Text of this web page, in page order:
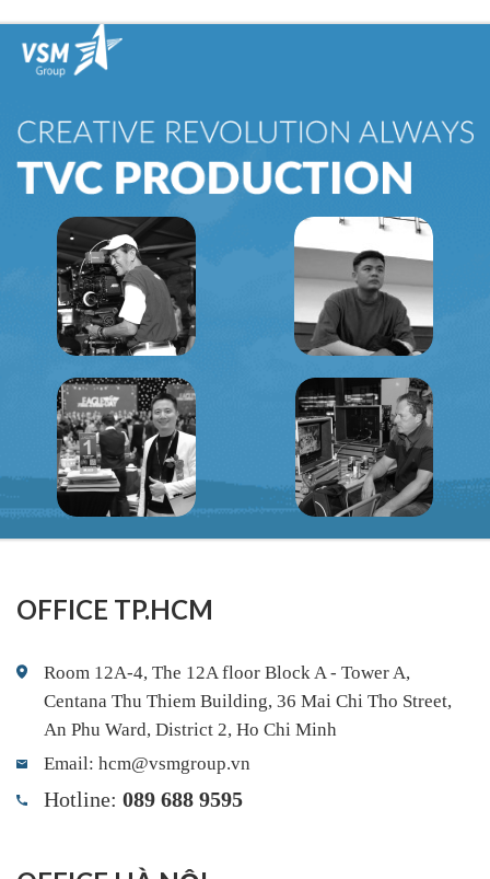
OFFICE TP.HCM
Room 12A-4, The 12A floor Block A - Tower A,
Centana Thu Thiem Building, 36 Mai Chi Tho Street,
An Phu Ward, District 2, Ho Chi Minh
Email: hcm@vsmgroup.vn
Hotline: 089 688 9595